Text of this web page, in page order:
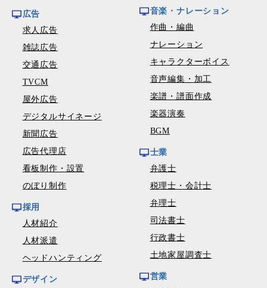
広告
求人広告
雑誌広告
交通広告
TVCM
屋外広告
デジタルサイネージ
新聞広告
広告代理店
看板制作・設置
のぼり制作
採用
人材紹介
人材派遣
ヘッドハンティング
デザイン
音楽・ナレーション
作曲・編曲
ナレーション
キャラクターボイス
音声編集・加工
楽譜・譜面作成
楽器演奏
BGM
士業
弁護士
税理士・会計士
弁理士
司法書士
行政書士
土地家屋調査士
営業